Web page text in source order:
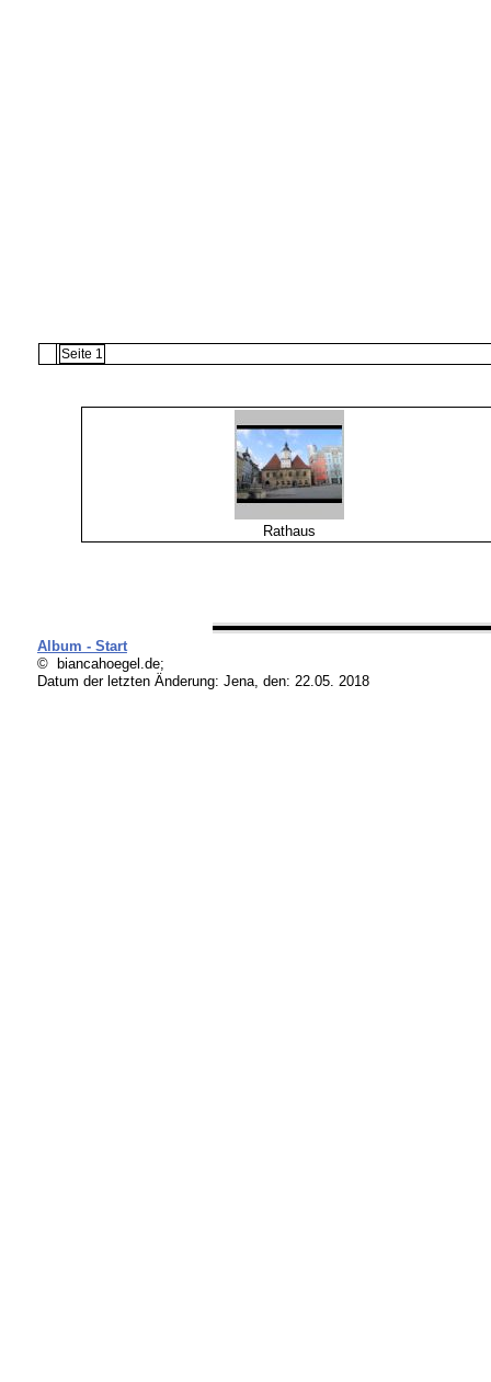
Seite 1
Rathaus
Album - Start
© biancahoegel.de;
Datum der letzten Änderung: Jena, den: 22.05. 2018